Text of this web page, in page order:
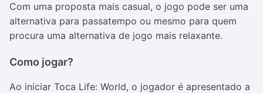
Com uma proposta mais casual, o jogo pode ser uma
alternativa para passatempo ou mesmo para quem
procura uma alternativa de jogo mais relaxante.
Como jogar?
Ao iniciar Toca Life: World, o jogador é apresentado a